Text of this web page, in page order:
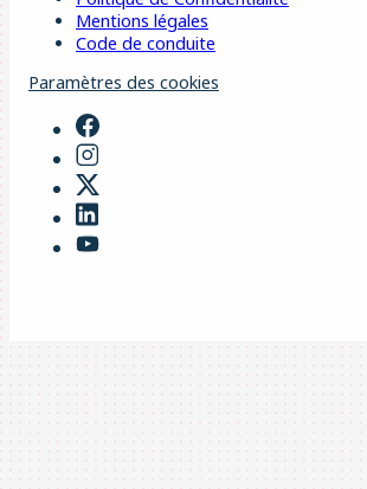
Mentions légales
Code de conduite
Paramètres des cookies